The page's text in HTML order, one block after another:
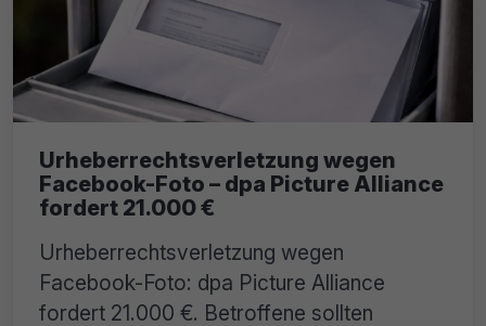
Urheberrechtsverletzung wegen
Facebook-Foto – dpa Picture Alliance
fordert 21.000 €
Urheberrechtsverletzung wegen
Facebook-Foto: dpa Picture Alliance
fordert 21.000 €. Betroffene sollten